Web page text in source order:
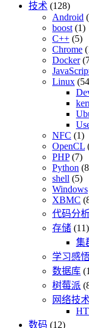
技术 (128)
Android
boost (1)
C++ (5)
Chrome
Docker
Linux
NFC (1)
OpenCL
PHP(7)
Python
shell (5)
Windows
XBMC
代码分
存储 (11)
集
学习感
数据库
树莓派
网络技
数码 (12)